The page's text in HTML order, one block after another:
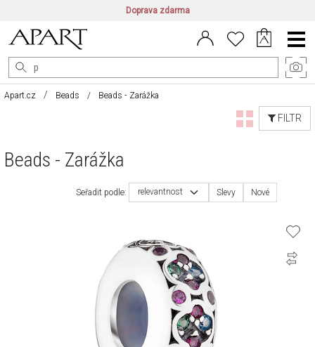
Doprava zdarma
CZ/CZK | EN/EUR PL/PLN
Main
Menu
Apart.cz Beads Beads - Zarážka
FILTR
Beads - Zarážka
Seřadit podle: relevantnost Slevy Nové